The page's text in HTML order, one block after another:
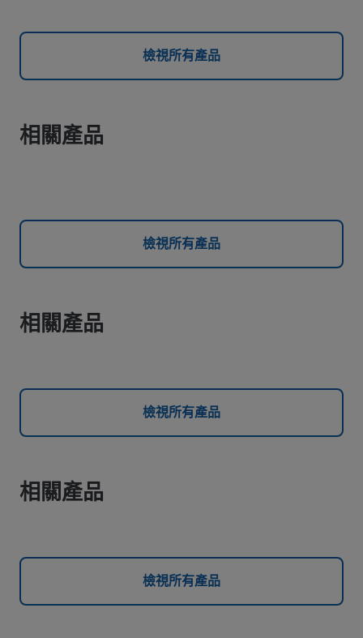
檢視所有產品
相關產品
檢視所有產品
相關產品
檢視所有產品
相關產品
檢視所有產品